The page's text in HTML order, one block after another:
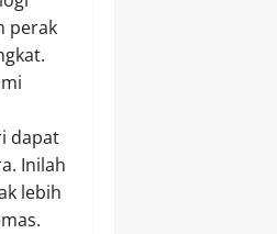
perak
dapat
Inilah
lebih